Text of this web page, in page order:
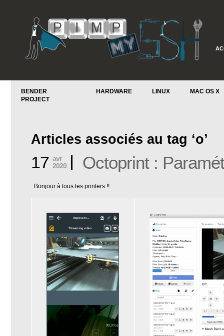
BENDER
PROJECT
HARDWARE LINUX MAC OS X
Articles associés au tag ‘o’
17 avr
2020
Octoprint :
Bonjour à tous les printers !!